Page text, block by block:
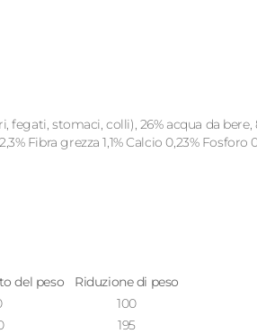
fegati, stomaci, colli), 26% acqua da
Fibra grezza 1,1% Calcio 0,23% Fosforo
del peso
Riduzione di peso
100
195